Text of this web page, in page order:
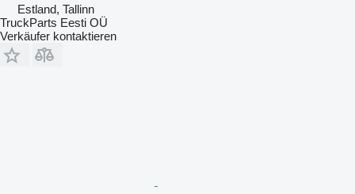
Estland, Tallinn
TruckParts Eesti OÜ
Verkäufer kontaktieren